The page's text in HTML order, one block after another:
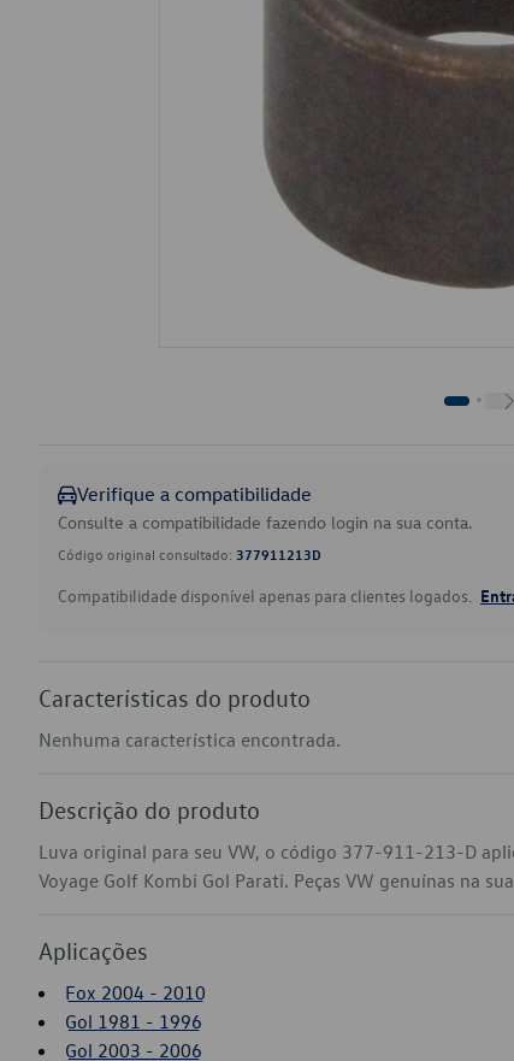
Verifique a compatibilidade
Consulte a compatibilidade fazendo login na sua conta.
Código original consultado: 377911213D
Compatibilidade disponível apenas para clientes logados.
Características do produto
Nenhuma característica encontrada.
Descrição do produto
Luva original para seu VW, o código 377-911-213-D
Voyage Golf Kombi Gol Parati. Peças VW genuínas na
Aplicações
Fox 2004 - 2010
Gol 1981 - 1996
Gol 2003 - 2006